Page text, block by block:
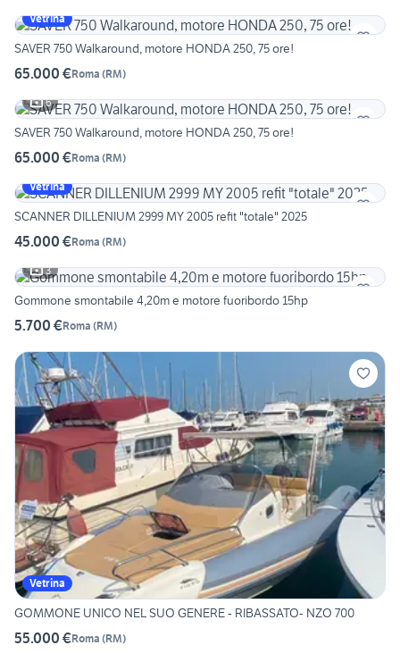
Vetrina
SAVER 750 Walkaround, motore HONDA 250, 75 ore!
65.000 €Roma (RM)
6
SAVER 750 Walkaround, motore HONDA 250, 75 ore!
65.000 €Roma (RM)
Vetrina
SCANNER DILLENIUM 2999 MY 2005 refit "totale" 2025
45.000 €Roma (RM)
3
Gommone smontabile 4,20m e motore fuoribordo 15hp
5.700 €Roma (RM)
Vetrina
GOMMONE UNICO NEL SUO GENERE - RIBASSATO- NZO 700
55.000 €Roma (RM)